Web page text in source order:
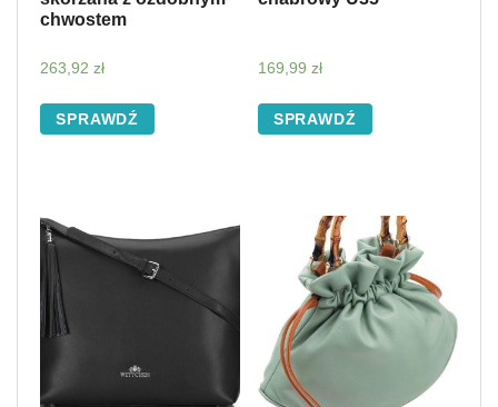
chwostem
263,92 zł
SPRAWDŹ
169,99 zł
SPRAWDŹ